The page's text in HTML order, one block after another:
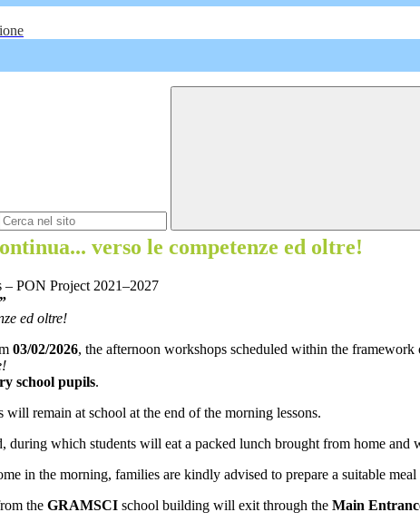
verso le competenze ed oltre!
– PON Project 2021–2027
ed oltre!
03/02/2026, the afternoon workshops scheduled within the framework
school pupils.
will remain at school at the end of the morning lessons.
during which students will eat a packed lunch brought from home and
in the morning, families are kindly advised to prepare a suitable meal
the GRAMSCI school building will exit through the Main